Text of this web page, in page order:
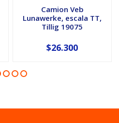
Camion Veb
Lunawerke, escala TT,
Tillig 19075
$26.300